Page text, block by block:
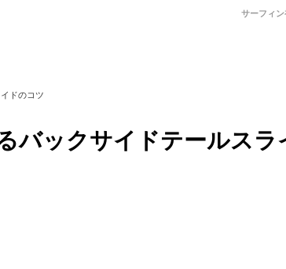
サーフィ
ドのコツ
バックサイドテールスラ